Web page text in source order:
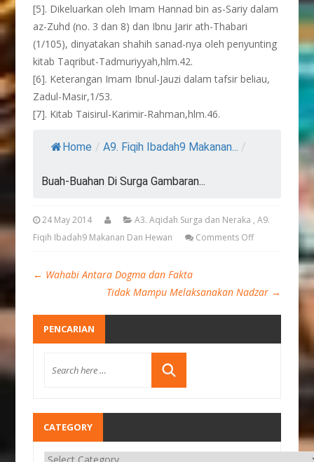
[5]. Dikeluarkan oleh Imam Hannad bin as-Sariy dalam
az-Zuhd (no. 3 dan 8) dan Ibnu Jarir ath-Thabari
(1/105), dinyatakan shahih sanad-nya oleh penyunting
kitab Taqribut-Tadmuriyyah,hlm.42.
[6]. Keterangan Imam Ibnul-Jauzi dalam tafsir beliau,
Zadul-Masir,1/53.
[7]. Kitab Taisirul-Karimir-Rahman,hlm.46.
Home / A9. Fiqih Ibadah9 Makanan... /
Buah-Buahan Di Surga Gambaran...
24 May 2014 A3. Aqidah Surga dan Neraka ,A9.
Fiqih Ibadah9 Makanan Dan Hewan
Comments Off
← Wahabi Antara Dogma dan Fakta
Tidak Mampu Melaksanakan Nadzar →
PENCARIAN
CATEGORY